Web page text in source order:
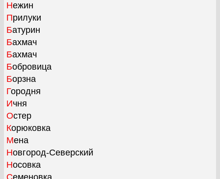
Нежин
Прилуки
Батурин
Бахмач
Бахмач
Бобровица
Борзна
Городня
Ичня
Остер
Корюковка
Мена
Новгород-Северский
Носовка